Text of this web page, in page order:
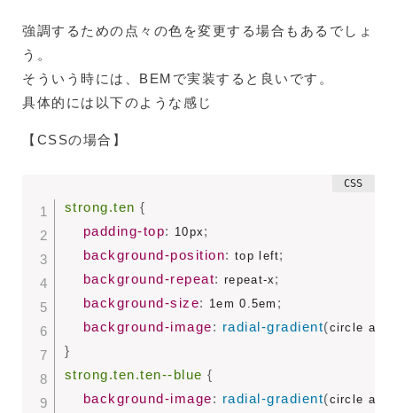
強調するための点々の色を変更する場合もあるでしょ
う。
そういう時には、BEMで実装すると良いです。
具体的には以下のような感じ
【CSSの場合】
strong.ten {
padding-top: 10px ;
background-position: top left;
background-repeat: repeat-x ;
background-size: 1em 0.5em ;
background-image: radial-gradient(circle at
}
strong.ten.ten--blue {
background-image: radial-gradient(circle at